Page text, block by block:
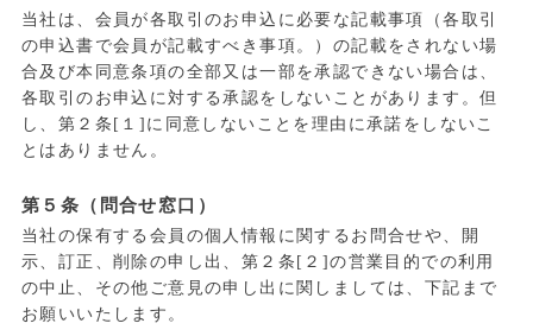
当社は、会員が各取引のお申込に必要な記載事項（各取引
の申込書で会員が記載すべき事項。）の記載をされない場
合及び本同意条項の全部又は一部を承認できない場合は、
各取引のお申込に対する承認をしないことがあります。但
し、第２条[１]に同意しないことを理由に承諾をしないこ
とはありません。
第５条（問合せ窓口）
当社の保有する会員の個人情報に関するお問合せや、開
示、訂正、削除の申し出、第２条[２]の営業目的での利用
の中止、その他ご意見の申し出に関しましては、下記まで
お願いいたします。